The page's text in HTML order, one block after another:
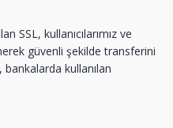
SSL, kullanıcılarımız ve
güvenli şekilde transferini
kullanılan